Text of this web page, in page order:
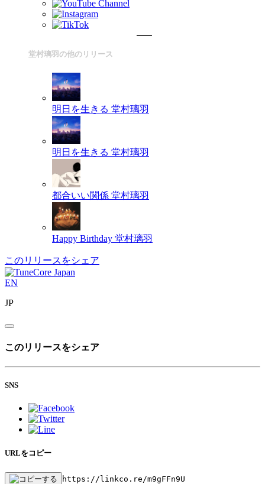
堂村璃羽の他のリリース
明日を生きる 堂村璃羽
明日を生きる 堂村璃羽
都合いい関係 堂村璃羽
Happy Birthday 堂村璃羽
このリリースをシェア
EN
JP
このリリースをシェア
SNS
URLをコピー
https://linkco.re/m9gFFn9U